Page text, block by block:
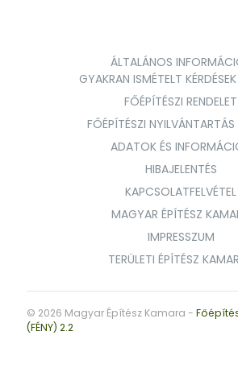
ÁLTALÁNOS
GYAKRAN ISMÉTELT
FŐÉPÍTÉSZI RENDELET
FŐÉPÍTÉSZI
ADATOK ÉS
HIBAJELENTÉS
KAPCSOLATFELVÉTEL
MAGYAR ÉPÍTÉSZ
IMPRESSZUM
TERÜLETI ÉPÍTÉSZ
© 2026 Magyar Építész Kamara -
(FÉNY) 2.2